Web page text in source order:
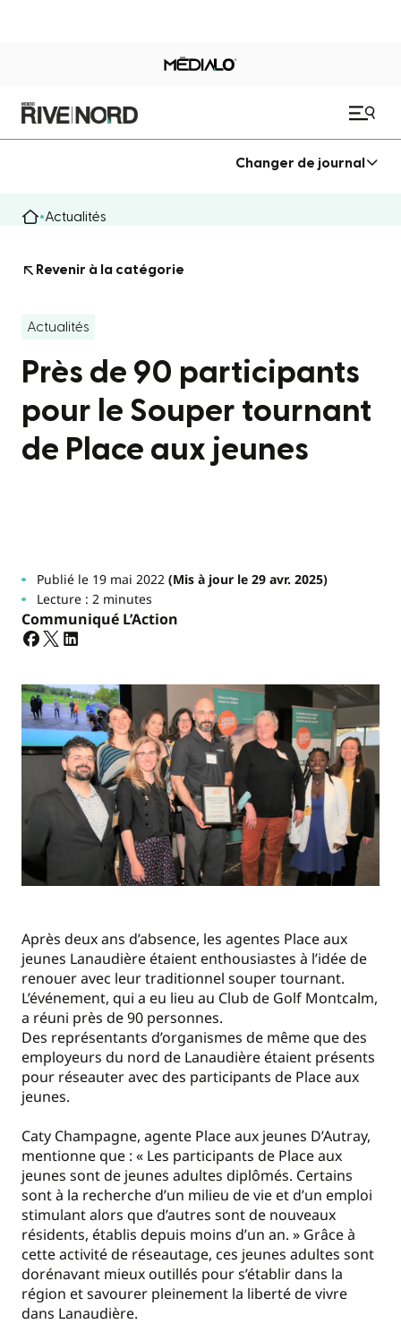
Changer de journal
Actualités
Revenir à la catégorie
Actualités
Près de 90 participants
pour le Souper tournant
de Place aux jeunes
Publié le 19 mai 2022(Mis à jour le 29 avr. 2025)
Lecture : 2 minutes
Communiqué L’Action
Après deux ans d’absence, les agentes Place aux
jeunes Lanaudière étaient enthousiastes à l’idée de
renouer avec leur traditionnel souper tournant.
L’événement, qui a eu lieu au Club de Golf Montcalm,
a réuni près de 90 personnes.
Des représentants d’organismes de même que des
employeurs du nord de Lanaudière étaient présents
pour réseauter avec des participants de Place aux
jeunes.
Caty Champagne, agente Place aux jeunes D’Autray,
mentionne que : « Les participants de Place aux
jeunes sont de jeunes adultes diplômés. Certains
sont à la recherche d’un milieu de vie et d’un emploi
stimulant alors que d’autres sont de nouveaux
résidents, établis depuis moins d’un an. » Grâce à
cette activité de réseautage, ces jeunes adultes sont
dorénavant mieux outillés pour s’établir dans la
région et savourer pleinement la liberté de vivre
dans Lanaudière.